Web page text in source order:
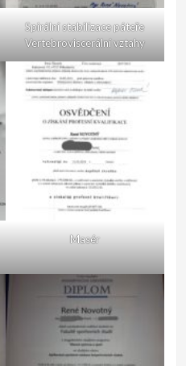
Spirální stabilizace páteře
Vertebroviscerální vztahy
Masér